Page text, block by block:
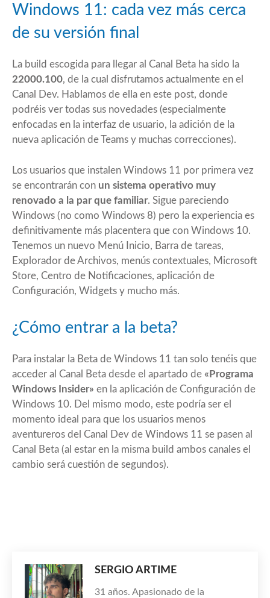
Windows 11: cada vez más cerca
de su versión final
La build escogida para llegar al Canal Beta ha sido la
22000.100, de la cual disfrutamos actualmente en el
Canal Dev. Hablamos de ella en este post, donde
podréis ver todas sus novedades (especialmente
enfocadas en la interfaz de usuario, la adición de la
nueva aplicación de Teams y muchas correcciones).
Los usuarios que instalen Windows 11 por primera vez
se encontrarán con un sistema operativo muy
renovado a la par que familiar. Sigue pareciendo
Windows (no como Windows 8) pero la experiencia es
definitivamente más placentera que con Windows 10.
Tenemos un nuevo Menú Inicio, Barra de tareas,
Explorador de Archivos, menús contextuales, Microsoft
Store, Centro de Notificaciones, aplicación de
Configuración, Widgets y mucho más.
¿Cómo entrar a la beta?
Para instalar la Beta de Windows 11 tan solo tenéis que
acceder al Canal Beta desde el apartado de «Programa
Windows Insider» en la aplicación de Configuración de
Windows 10. Del mismo modo, este podría ser el
momento ideal para que los usuarios menos
aventureros del Canal Dev de Windows 11 se pasen al
Canal Beta (al estar en la misma build ambos canales el
cambio será cuestión de segundos).
SERGIO ARTIME
31 años. Apasionado de la